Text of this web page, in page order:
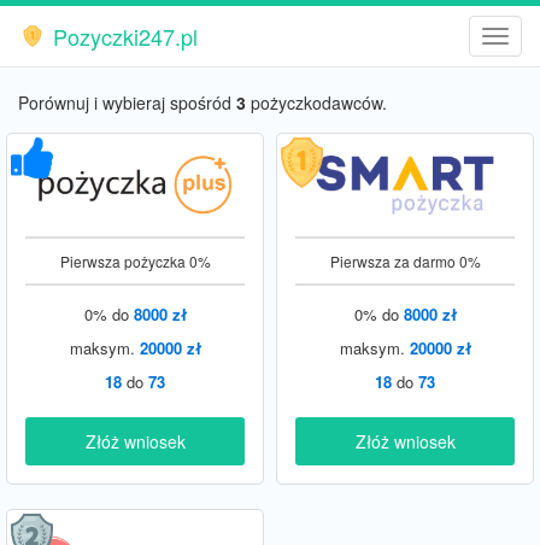
-
Pozyczki247.pl
Porównuj i wybieraj spośród 3 pożyczkodawców.
Pierwsza pożyczka 0%
0% do 8000 zł
maksym. 20000 zł
18 do 73
Złóż wniosek
Pierwsza za darmo 0%
0% do 8000 zł
maksym. 20000 zł
18 do 73
Złóż wniosek